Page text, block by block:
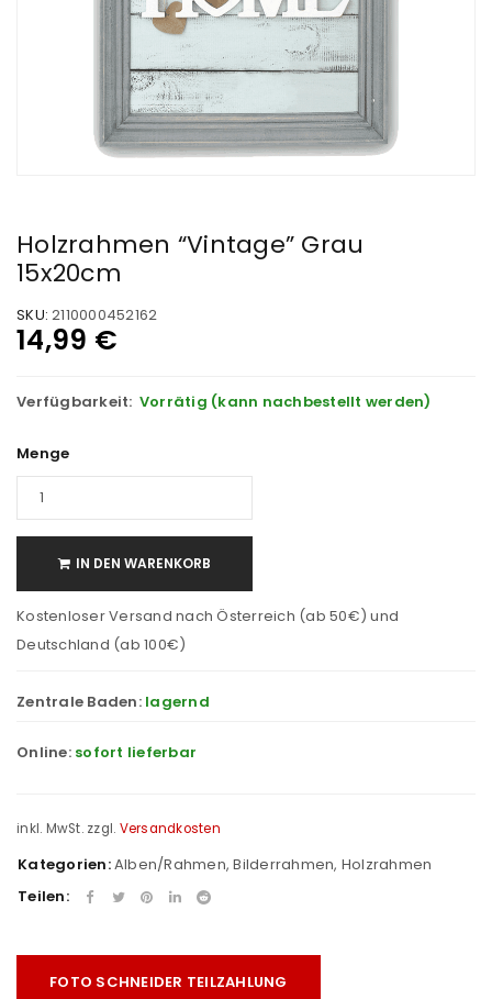
Holzrahmen “Vintage” Grau
15x20cm
SKU: 2110000452162
14,99 €
Verfügbarkeit: Vorrätig (kann nachbestellt werden)
Menge
IN DEN WARENKORB
Kostenloser Versand nach Österreich (ab 50€) und
Deutschland (ab 100€)
Zentrale Baden: lagernd
Online: sofort lieferbar
inkl. MwSt. zzgl. Versandkosten
Kategorien:Alben/Rahmen,Bilderrahmen, Holzrahmen
Teilen:
FOTO SCHNEIDER TEILZAHLUNG